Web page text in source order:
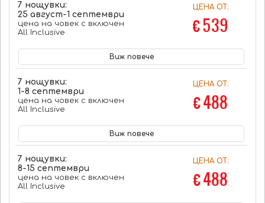
7 нощувки:
25 август-1 септември
цена на човек с включен
All Inclusive
ЦЕНА ОТ:
€ 539
Виж повече
7 нощувки:
1-8 септември
цена на човек с включен
All Inclusive
ЦЕНА ОТ:
€ 488
Виж повече
7 нощувки:
8-15 септември
цена на човек с включен
All Inclusive
ЦЕНА ОТ:
€ 488